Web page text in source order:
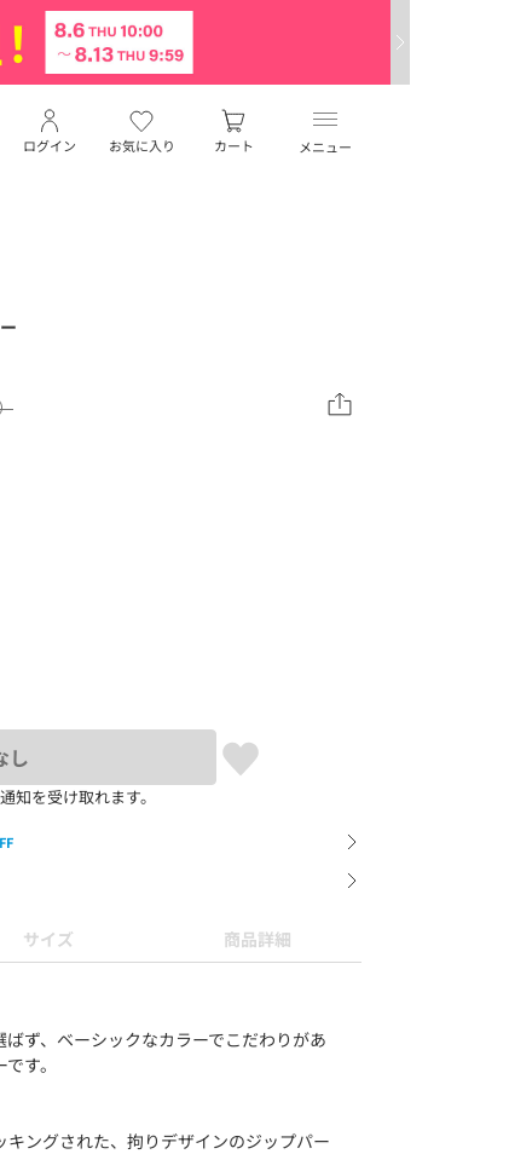
メニュー
お気に入り
ログイン カート
し
知を受け取れます。
サイズ 商品詳細
ず、ベーシックなカラーでこだわりがあ
す。
ングされた、拘りデザインのジップパー